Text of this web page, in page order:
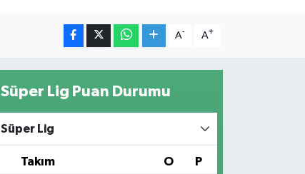
A- A+
Süper Lig Puan Durumu
Süper Lig
Takım O P